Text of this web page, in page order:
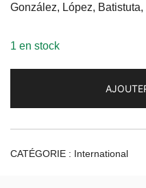
González, López, Batistuta,
1 en stock
CATÉGORIE : International